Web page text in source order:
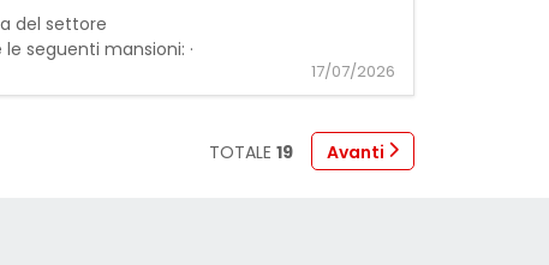
del settore
seguenti mansioni: ·
17/07/2026
Avanti
TOTALE 19